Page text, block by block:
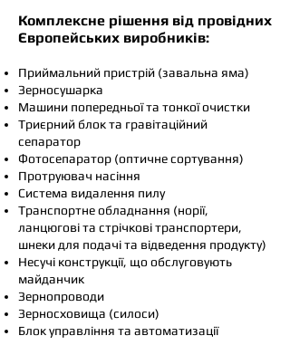
Комплексне рішення від провідних
Європейських виробників:
Приймальний пристрій (завальна яма)
Зерносушарка
Машини попередньої та тонкої очистки
Триєрний блок та гравітаційний
сепаратор
Фотосепаратор (оптичне сортування)
Протруювач насіння
Система видалення пилу
Транспортне обладнання (норії,
ланцюгові та стрічкові транспортери,
шнеки для подачі та відведення продукту)
Несучі конструкції, що обслуговують
майданчик
Зернопроводи
Зерносховища (силоси)
Блок управління та автоматизації